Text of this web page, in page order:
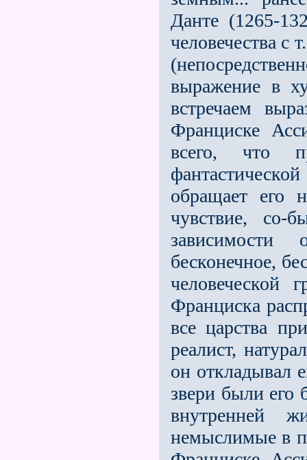
Данте (1265-
человечества с
выражение в
встречаем
Франциске
всего, что
обращает его
чувствие, со-
бесконечное,
человеческой
Франциска
все царства
реалист,
он откладывал
звери были его
внутренней
немыслимые в